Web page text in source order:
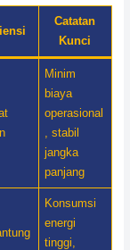
Catatan
Kunci
Minim
biaya
operasional
, stabil
jangka
panjang
Konsumsi
energi
tinggi,